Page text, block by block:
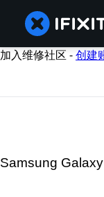
加入维修社区 -创建
Samsung